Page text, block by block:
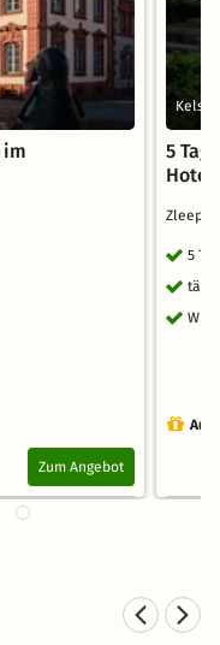
im
Zum Angebot
5
Hotel
Zleep
5